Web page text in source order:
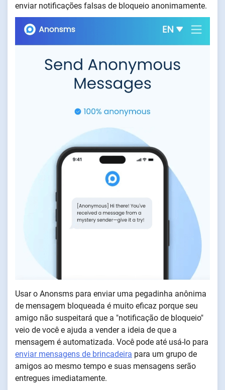
enviar notificações falsas de bloqueio anonimamente.
Usar o Anonsms para enviar uma pegadinha anônima
de mensagem bloqueada é muito eficaz porque seu
amigo não suspeitará que a "notificação de bloqueio"
veio de você e ajuda a vender a ideia de que a
mensagem é automatizada. Você pode até usá-lo para
enviar mensagens de brincadeira para um grupo de
amigos ao mesmo tempo e suas mensagens serão
entregues imediatamente.